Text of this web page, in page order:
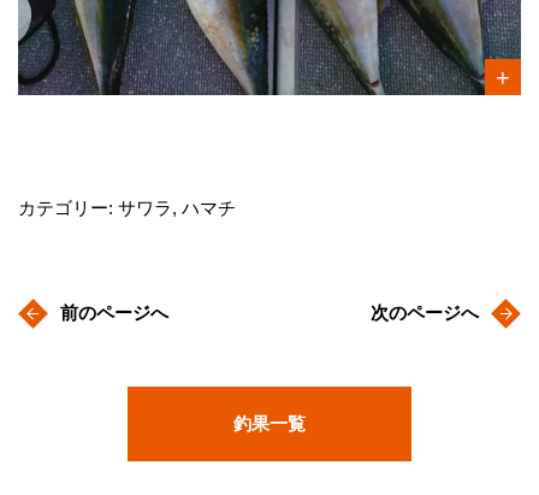
カテゴリー: サワラ, ハマチ
前のページへ
釣果一覧
次のページへ